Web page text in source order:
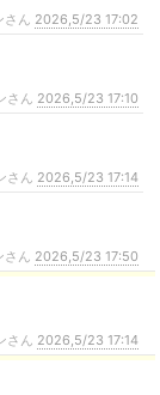
さん 2026,5/23 17:02
さん 2026,5/23 17:10
さん 2026,5/23 17:14
さん 2026,5/23 17:50
さん 2026,5/23 17:14